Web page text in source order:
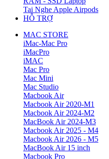
Tai Nghe Apple Airpods
HỖ TRỢ
MAC STORE
iMac-Mac Pro
iMacPro
iMAC
Mac Pro
Mac Mini
Mac Studio
Macbook Air
Macbook Air 2020-M1
Macbook Air 2024-M2
MacBook Air 2024-M3
Macbook Air 2025 - M4
Macbook Air 2026 - M5
MacBook Air 15 inch
Macbook Pro